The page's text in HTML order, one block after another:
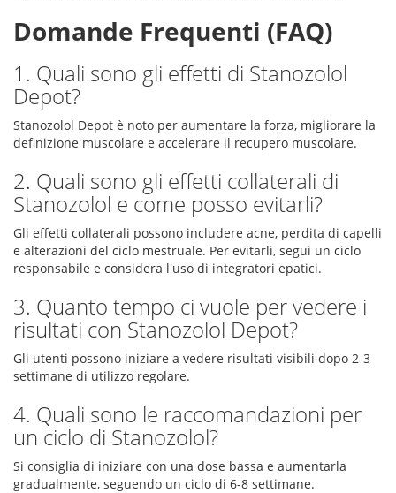
Domande Frequenti (FAQ)
1. Quali sono gli effetti di Stanozolol
Depot?
Stanozolol Depot è noto per aumentare la forza, migliorare la
definizione muscolare e accelerare il recupero muscolare.
2. Quali sono gli effetti collaterali di
Stanozolol e come posso evitarli?
Gli effetti collaterali possono includere acne, perdita di capelli
e alterazioni del ciclo mestruale. Per evitarli, segui un ciclo
responsabile e considera l'uso di integratori epatici.
3. Quanto tempo ci vuole per vedere i
risultati con Stanozolol Depot?
Gli utenti possono iniziare a vedere risultati visibili dopo 2-3
settimane di utilizzo regolare.
4. Quali sono le raccomandazioni per
un ciclo di Stanozolol?
Si consiglia di iniziare con una dose bassa e aumentarla
gradualmente, seguendo un ciclo di 6-8 settimane.